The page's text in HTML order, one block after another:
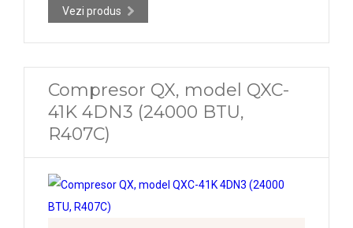
Vezi produs
Compresor QX, model QXC-
41K 4DN3 (24000 BTU,
R407C)